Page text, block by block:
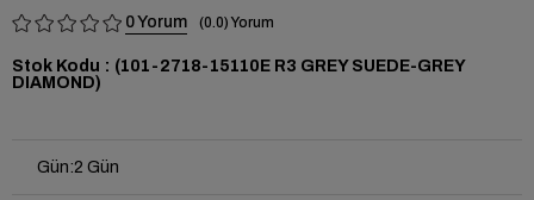
0 0.0
Stok Kodu
(101-2718-15110E R3 GREY SUEDE-GREY
DIAMOND)
Gün:2 Gün